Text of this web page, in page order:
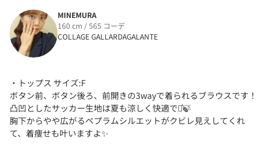
MINEMURA
160 cm / 565 コーデ
COLLAGE GALLARDAGALANTE
・トップス サイズ:F
ボタン前、ボタン後ろ、前開きの3wayで着られるブラウスです！
凸凹としたサッカー生地は夏も涼しく快適です͛🍃
胸下からやや広がるペプラムシルエットがクビレ見えしてくれ
て、着痩せも叶いますよ✨️